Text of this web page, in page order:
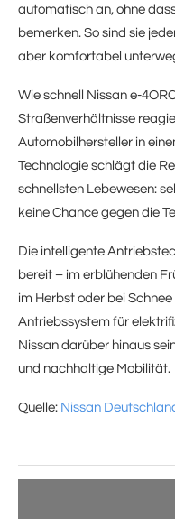
automatisch an, ohne
bemerken. So sind sie
aber komfortabel
Wie schnell Nissan e-
Straßenverhältnisse
Automobilhersteller in
Technologie schlägt die
schnellsten Lebewesen:
keine Chance gegen die
Die intelligente
bereit – im erblühenden
im Herbst oder bei
Antriebssystem für
Nissan darüber hinaus
und nachhaltige Mobilität.
Quelle: Nissan